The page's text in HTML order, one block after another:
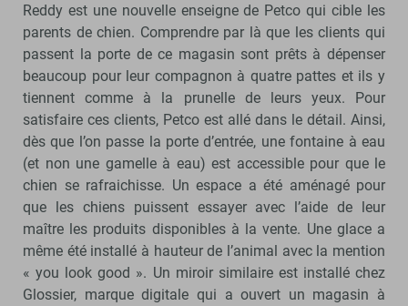
Reddy est une nouvelle enseigne de Petco qui cible les
parents de chien. Comprendre par là que les clients qui
passent la porte de ce magasin sont prêts à dépenser
beaucoup pour leur compagnon à quatre pattes et ils y
tiennent comme à la prunelle de leurs yeux. Pour
satisfaire ces clients, Petco est allé dans le détail. Ainsi,
dès que l’on passe la porte d’entrée, une fontaine à eau
(et non une gamelle à eau) est accessible pour que le
chien se rafraichisse. Un espace a été aménagé pour
que les chiens puissent essayer avec l’aide de leur
maître les produits disponibles à la vente. Une glace a
même été installé à hauteur de l’animal avec la mention
« you look good ». Un miroir similaire est installé chez
Glossier, marque digitale qui a ouvert un magasin à